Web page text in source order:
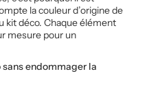
la couleur d’origine de
kit déco. Chaque élément
mesure pour un
endommager la